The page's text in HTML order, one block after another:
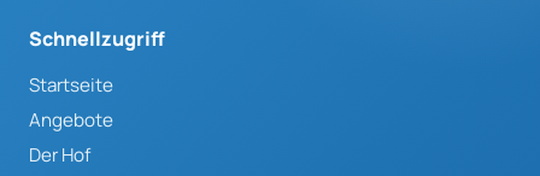
Schnellzugriff
Startseite
Angebote
Der Hof